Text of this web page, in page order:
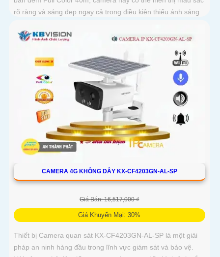
rõ ràng và sáng đẹp ngay cả trong điều kiện thiếu ánh sáng
CAMERA 4G KHÔNG DÂY KX-CF4203GN-AL-SP
Giá Bán: 16,517,000 ₫
Giá Khuyến Mại: 30%
Thiết bị Camera quan sát KX-CF4203GN-AL-SP là một giải
pháp an ninh hàng đầu trong lĩnh vực giám sát và bảo vệ.